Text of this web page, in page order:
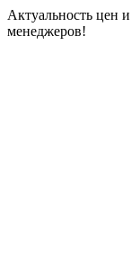
Актуальность цен
менеджеров!